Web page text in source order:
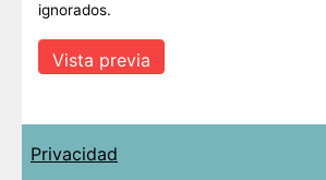
ignorados.
Privacidad